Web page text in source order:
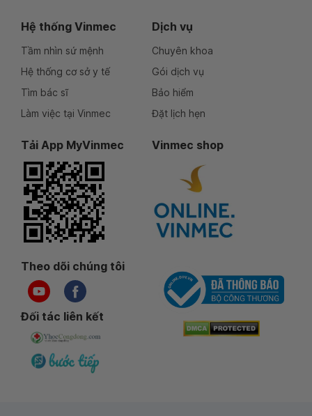
Hệ thống Vinmec
Tầm nhìn sứ mệnh
Hệ thống cơ sở y tế
Tìm bác sĩ
Làm việc tại Vinmec
Dịch vụ
Chuyên khoa
Gói dịch vụ
Bảo hiểm
Đặt lịch hẹn
Tải App MyVinmec Vinmec shop
Theo dõi chúng tôi
Đối tác liên kết